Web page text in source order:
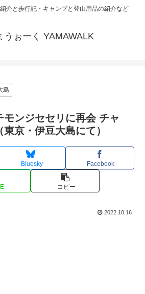
介と歩行記・キャンプと登山用品の紹介など
うぉーく YAMAWALK
島
モンジセセリに再会 チャ
京・伊豆大島にて）
Bluesky Facebook
コピー
2022.10.16